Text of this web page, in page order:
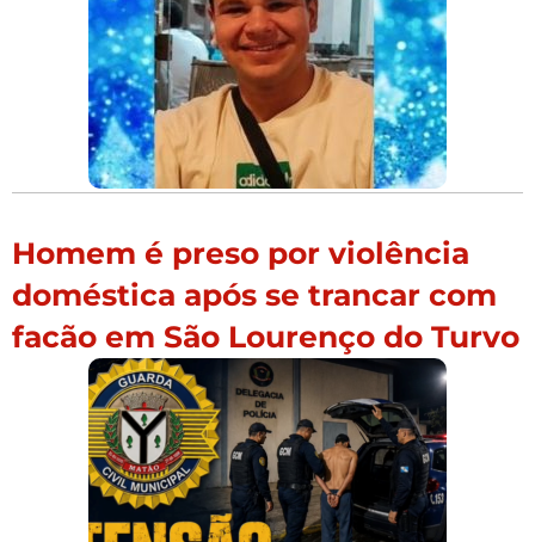
Homem é preso por violência
doméstica após se trancar com
facão em São Lourenço do Turvo